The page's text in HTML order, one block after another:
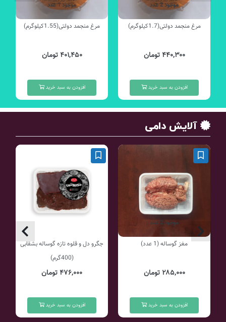
موجود 2 عدد
مرغ منجمد دولتی(1.7کیلوگرم)
۴۴۰,۳۰۰ تومان
افزودن به سبد خرید
موجود 1 عدد
مرغ منجمد دولتی(1.55کیلوگرم)
۴۰۱,۴۵۰ تومان
افزودن به سبد خرید
آلایش دامی
موجود 2 عدد
مغز گوساله (1 عدد)
۲۸۵,۰۰۰ تومان
افزودن به سبد خرید
جگرو دل و قلوه تازه گوساله بشقابی
(400گرم)
۴۷۶,۰۰۰ تومان
افزودن به سبد خرید